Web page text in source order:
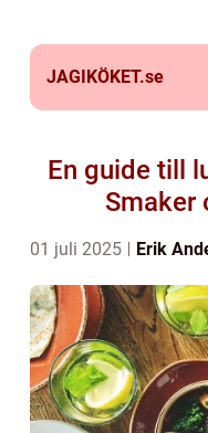
JAGIKÖKET.se
En guide till
Smaker
01 juli 2025 Erik